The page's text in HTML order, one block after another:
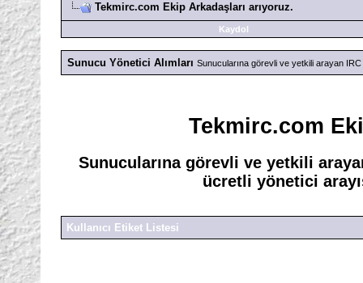
Tekmirc.com Ekip Arkadaşları arıyoruz.
Kaydol
Sunucu Yönetici Alımları Sunucularına görevli ve yetkili arayan
Tekmirc.com
Sunucularına görevli ve yetkili
ücretli yönetici
Kullanıcı Etiket Listesi